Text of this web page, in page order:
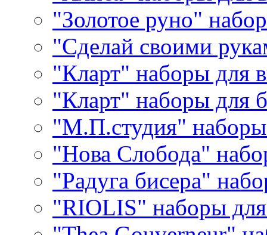
"Золотое руно"
"Сделай своими
"Кларт" наборы для
"Кларт" наборы для
"М.П.студия"
"Нова Слобода"
"Радуга бисера"
"RIOLIS" наборы